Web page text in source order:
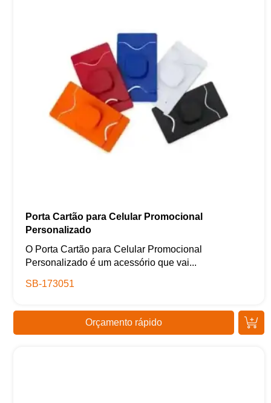
Porta Cartão para Celular Promocional
Personalizado
O Porta Cartão para Celular Promocional
Personalizado é um acessório que vai...
SB-173051
Orçamento rápido